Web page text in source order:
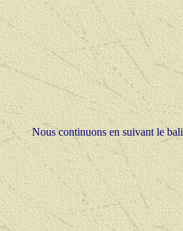
Nous continuons en suivant le